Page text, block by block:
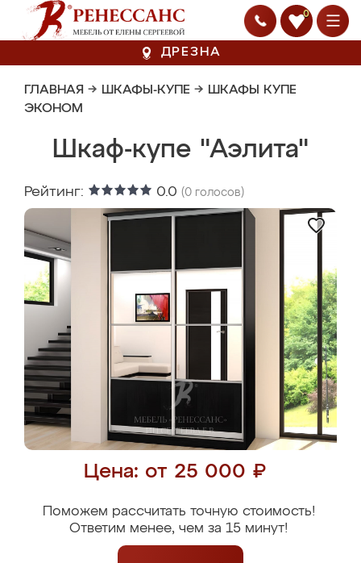
0
ДРЕЗНА
ГЛАВНАЯ → ШКАФЫ-КУПЕ → ШКАФЫ КУПЕ
ЭКОНОМ
Шкаф-купе "Аэлита"
Рейтинг: 0.0 (0 голосов)
Цена: от 25 000 ₽
Поможем рассчитать точную стоимость!
Ответим менее, чем за 15 минут!